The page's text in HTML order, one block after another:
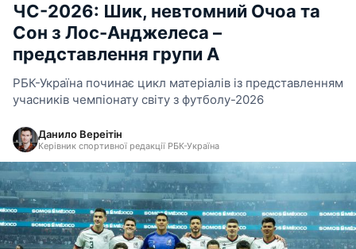
ЧС-2026: Шик, невтомний Очоа та
Сон з Лос-Анджелеса –
представлення групи А
РБК-Україна починає цикл матеріалів із представленням
учасників чемпіонату світу з футболу-2026
Данило Вереітін
Керівник спортивної редакції РБК-Україна